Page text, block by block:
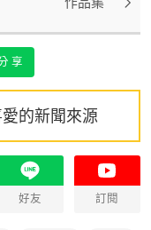
享
的新聞來源
好友 訂閱